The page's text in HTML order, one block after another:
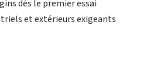
dès le premier essai
et extérieurs exigeants